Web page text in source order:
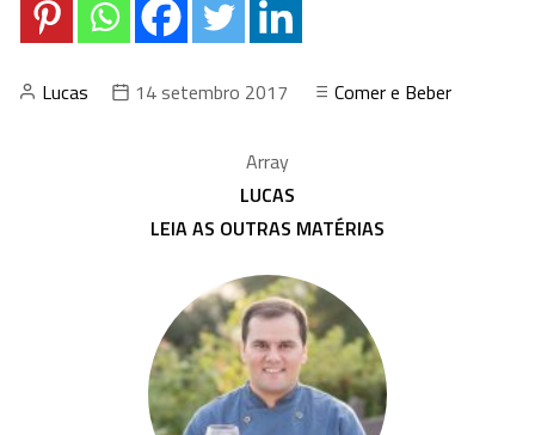
Lucas 14 setembro 2017 Comer e Beber
Array
LUCAS
LEIA AS OUTRAS MATÉRIAS